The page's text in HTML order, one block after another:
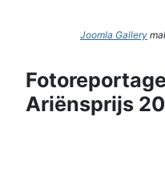
Joomla Gallery
Ariënsprijs